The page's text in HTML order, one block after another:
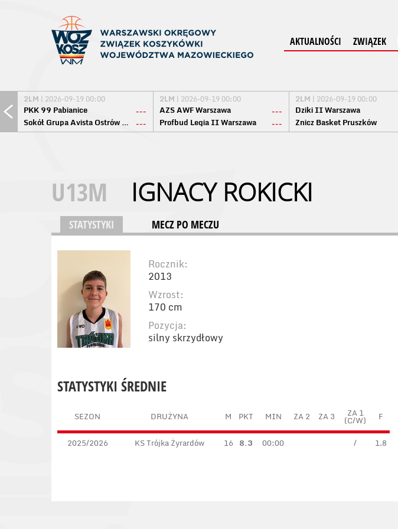
AKTUALNOŚCI ZWIĄZEK
2LM | 2026-09-19 00:00
PKK 99 Pabianice
---
Sokół Grupa Avista Ostrów Maz. ---
2LM | 2026-09-19 00:00
AZS AWF Warszawa
---
Profbud Legia II Warszawa
---
2LM | 2026-09-19 00:00
Dziki II Warszawa
Znicz Basket Pruszków
U13M IGNACY ROKICKI
STATYSTYKI MECZ PO MECZU
Rocznik:
2013
Wzrost:
170 cm
Pozycja:
silny skrzydłowy
STATYSTYKI ŚREDNIE
SEZON DRUŻYNA M PKT MIN ZA 2 ZA 3 ZA 1
(C/W) F
2025/2026 KS Trójka Żyrardów 16 8.3 00:00 / 1.8